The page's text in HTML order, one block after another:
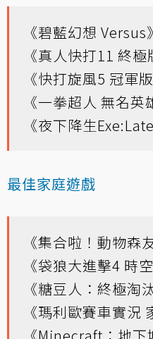
《碧藍幻想 Versus》
《真人快打11 終極
《快打旋風5 冠軍版
《一拳超人 無名英
《夜下降生
最佳家庭遊戲
《集合啦！動物森
《袋狼大進擊4 時
《糖豆人：終極淘
《瑪利歐賽車實況